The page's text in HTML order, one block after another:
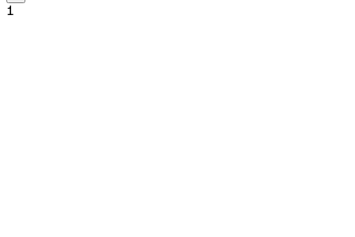
1